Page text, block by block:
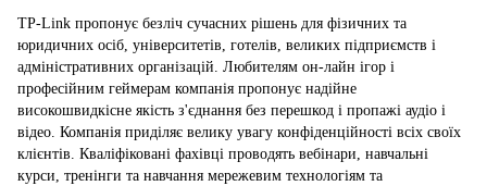
TP-Link пропонує безліч сучасних рішень для фізичних та
юридичних осіб, університетів, готелів, великих підприємств і
адміністративних організацій. Любителям он-лайн ігор і
професійним геймерам компанія пропонує надійне
високошвидкісне якість з'єднання без перешкод і пропажі аудіо і
відео. Компанія приділяє велику увагу конфіденційності всіх своїх
клієнтів. Кваліфіковані фахівці проводять вебінари, навчальні
курси, тренінги та навчання мережевим технологіям та